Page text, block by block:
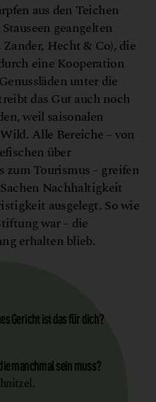
aus den Teichen
geangelten
Hecht & Co), die
eine Kooperation
unter die
das Gut auch noch
weil saisonalen
Alle Bereiche – von
über
zum Tourismus – greifen
Nachhaltigkeit
ausgelegt. So wie
war – die
erhalten blieb.
Gericht ist das für dich?
manchmal sein muss?